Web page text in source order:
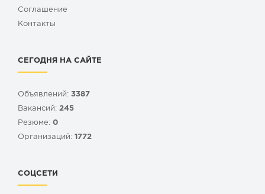
Cоглашение
Контакты
СЕГОДНЯ НА САЙТЕ
Объявлений: 3387
Вакансий: 245
Резюме: 0
Организаций: 1772
СОЦСЕТИ